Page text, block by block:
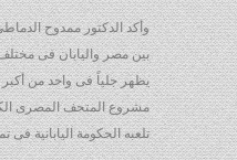
وأكد الدكتور ممدوح
بين مصر واليابان فى
يظهر جلياً فى واحد من
مشروع المتحف المصرى
تلعبه الحكومة اليابانية